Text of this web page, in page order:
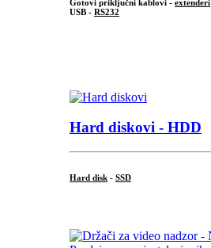
Gotovi priključni kablovi - extenderi
USB - RS232
Hard diskovi - HDD
Hard disk - SSD